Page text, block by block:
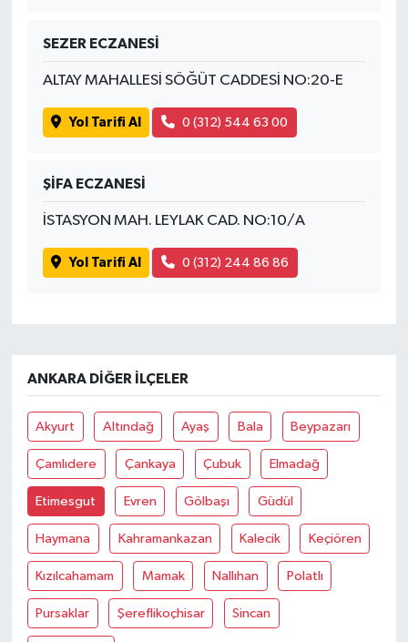
SEZER ECZANESİ
ALTAY MAHALLESİ SÖĞÜT CADDESİ NO:20-E
Yol Tarifi Al 0 (312) 544 63 00
ŞİFA ECZANESİ
İSTASYON MAH. LEYLAK CAD. NO:10/A
Yol Tarifi Al 0 (312) 244 86 86
ANKARA DIĞER İLÇELER
Akyurt Altındağ Ayaş Bala Beypazarı
Çamlıdere Çankaya Çubuk Elmadağ
Etimesgut Evren Gölbaşı Güdül
Haymana Kahramankazan Kalecik Keçiören
Kızılcahamam Mamak Nallıhan Polatlı
Pursaklar Şereflikoçhisar Sincan